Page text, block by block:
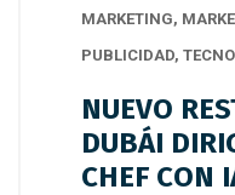
MARKETING,
PUBLICIDAD,
NUEVO
DUBÁI
CHEF CON